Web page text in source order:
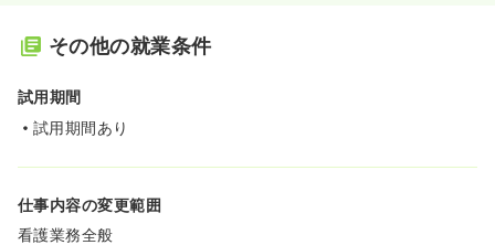
その他の就業条件
試用期間
試用期間あり
仕事内容の変更範囲
看護業務全般